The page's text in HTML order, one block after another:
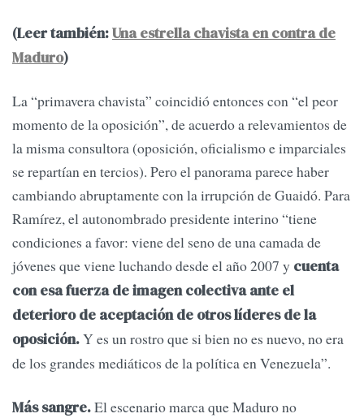
(Leer también:Una estrella chavista en contra de
Maduro)
La “primavera chavista” coincidió entonces con “el peor
momento de la oposición”, de acuerdo a relevamientos de
la misma consultora (oposición, oficialismo e imparciales
se repartían en tercios). Pero el panorama parece haber
cambiando abruptamente con la irrupción de Guaidó. Para
Ramírez, el autonombrado presidente interino “tiene
condiciones a favor: viene del seno de una camada de
jóvenes que viene luchando desde el año 2007 y cuenta
con esa fuerza de imagen colectiva ante el
deterioro de aceptación de otros líderes de la
oposición.Y es un rostro que si bien no es nuevo, no era
de los grandes mediáticos de la política en Venezuela”.
Más sangre.El escenario marca que Maduro no